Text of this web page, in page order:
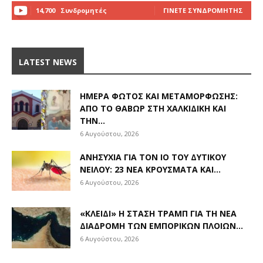
14,700 Συνδρομητές ΓΊΝΕΤΕ ΣΥΝΔΡΟΜΗΤΉΣ
LATEST NEWS
ΗΜΈΡΑ ΦΩΤΌΣ ΚΑΙ ΜΕΤΑΜΌΡΦΩΣΗΣ:
ΑΠΌ ΤΟ ΘΑΒΏΡ ΣΤΗ ΧΑΛΚΙΔΙΚΉ ΚΑΙ
ΤΗΝ...
6 Αυγούστου, 2026
ΑΝΗΣΥΧΊΑ ΓΙΑ ΤΟΝ ΙΌ ΤΟΥ ΔΥΤΙΚΟΎ
ΝΕΊΛΟΥ: 23 ΝΈΑ ΚΡΟΎΣΜΑΤΑ ΚΑΙ...
6 Αυγούστου, 2026
«ΚΛΕΙΔΊ» Η ΣΤΆΣΗ ΤΡΑΜΠ ΓΙΑ ΤΗ ΝΈΑ
ΔΙΑΔΡΟΜΉ ΤΩΝ ΕΜΠΟΡΙΚΏΝ ΠΛΟΊΩΝ...
6 Αυγούστου, 2026